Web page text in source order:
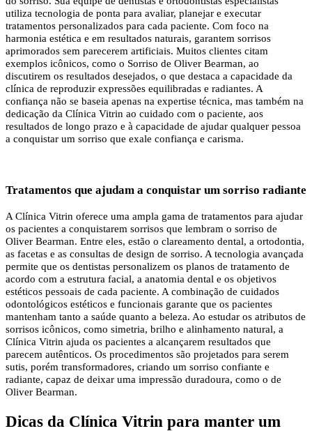
utiliza tecnologia de ponta para avaliar, planejar e executar
tratamentos personalizados para cada paciente. Com foco na
harmonia estética e em resultados naturais, garantem sorrisos
aprimorados sem parecerem artificiais. Muitos clientes citam
exemplos icônicos, como o Sorriso de Oliver Bearman, ao
discutirem os resultados desejados, o que destaca a capacidade da
clínica de reproduzir expressões equilibradas e radiantes. A
confiança não se baseia apenas na expertise técnica, mas também na
dedicação da Clínica Vitrin ao cuidado com o paciente, aos
resultados de longo prazo e à capacidade de ajudar qualquer pessoa
a conquistar um sorriso que exale confiança e carisma.
Tratamentos que ajudam a conquistar um sorriso radiante
A Clínica Vitrin oferece uma ampla gama de tratamentos para ajudar
os pacientes a conquistarem sorrisos que lembram o sorriso de
Oliver Bearman. Entre eles, estão o clareamento dental, a ortodontia,
as facetas e as consultas de design de sorriso. A tecnologia avançada
permite que os dentistas personalizem os planos de tratamento de
acordo com a estrutura facial, a anatomia dental e os objetivos
estéticos pessoais de cada paciente. A combinação de cuidados
odontológicos estéticos e funcionais garante que os pacientes
mantenham tanto a saúde quanto a beleza. Ao estudar os atributos de
sorrisos icônicos, como simetria, brilho e alinhamento natural, a
Clínica Vitrin ajuda os pacientes a alcançarem resultados que
parecem autênticos. Os procedimentos são projetados para serem
sutis, porém transformadores, criando um sorriso confiante e
radiante, capaz de deixar uma impressão duradoura, como o de
Oliver Bearman.
Dicas da Clínica Vitrin para manter um